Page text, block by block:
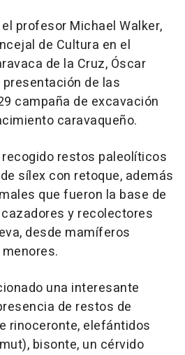
profesor Michael Walker,
de Cultura en el
de la Cruz, Óscar
de las
campaña de excavación
caravaqueño.
restos paleolíticos
sílex con retoque, además
que fueron la base de
y recolectores
desde mamíferos
una interesante
de restos de
rinoceronte, elefántidos
bisonte, un cérvido